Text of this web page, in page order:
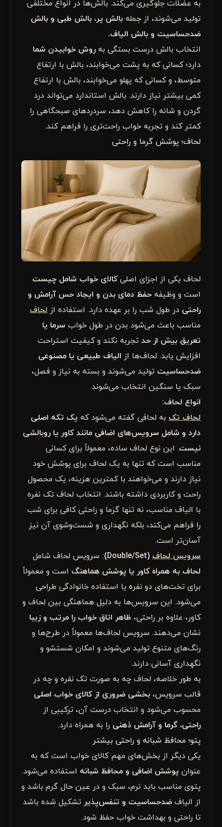
به عضلات جلوگیری می‌کند. بالش‌ها در انواع مختلفی
تولید می‌شوند، از جمله بالش پر، بالش طبی و بالش
ضدحساسیت و بالش الیاف.
انتخاب بالش درست بستگی به روش خوابیدن شما
دارد؛ کسانی که به پشت می‌خوابند، بالش با ارتفاع
متوسط، و کسانی که پهلو می‌خوابند، بالش با ارتفاع
کمی بیشتر نیاز دارند. بالش استاندارد می‌تواند درد
گردن و شانه را کاهش دهد، سردردهای صبحگاهی را
کمتر کند و تجربه خواب راحت‌تری را فراهم کند.
لحاف؛ پوشش گرما و راحتی
لحاف یکی از اجزای اصلی کالای خواب شامل چیست
است و وظیفه حفظ دمای بدن و ایجاد حس آرامش و
راحتی در طول شب را بر عهده دارد. استفاده ازلحاف
مناسب باعث می‌شود بدن در طول خواب سرما یا
تعریق بیش از حدتجربه نکند و کیفیت استراحت
افزایش یابد. لحاف‌ها از الیاف طبیعی یا مصنوعی
ضدحساسیت تولید می‌شوند و بسته به نیاز و فصل،
سبک یا سنگین انتخاب می‌شوند.
انواع لحاف:
لحاف تکبه لحافی گفته می‌شود که یک تکه اصلی
دارد و شامل سرویس‌های اضافی مانند کاور یا روبالشی
نیست. این نوع لحاف ساده، معمولاً برای کسانی
مناسب است که تنها به یک لحاف برای پوشش خود
نیاز دارند و می‌خواهند با کمترین هزینه، یک محصول
راحت و کاربردی داشته باشند. انتخاب لحاف تک نفره
با الیاف مناسب، نه تنها گرما و راحتی کافی برای شب
را فراهم می‌کند، بلکه نگهداری و شست‌وشوی آن نیز
آسان‌تر است.
سرویس لحاف (Double/Set):
سرویس لحاف شامل
لحاف به همراه کاور یا پوشش هماهنگ است و معمولاً
برای تخت‌های دو نفره یا استفاده خانوادگی طراحی
می‌شود. این سرویس‌ها به دلیل هماهنگی بین لحاف و
کاور، علاوه بر راحتی، ظاهر اتاق خواب را مرتب و زیبا
نشان می‌دهند. سرویس لحاف‌ها معمولاً در طرح‌ها و
رنگ‌های متنوع تولید می‌شوند و امکان شستشو و
نگهداری آسانی دارند.
به طور خلاصه، لحاف چه به صورت تک نفره و چه در
قالب سرویس، بخشی ضروری از کالای خواب اصلی
محسوب می‌شود و انتخاب درست آن، ترکیبی از
راحتی، گرما و آرامش ذهنی را به همراه دارد.
پتو؛ محافظ شبانه و راحتی بیشتر
یکی دیگر از بخش‌های مهم کالای خواب است که به
عنوان پوشش اضافی و محافظ شبانه استفاده می‌شود.
پتوی مناسب باید نرم، سبک و در عین حال گرم باشد و
از الیاف ضدحساسیت و تنفس‌پذیرتشکیل شده باشد
تا راحتی و بهداشت خواب حفظ شود.